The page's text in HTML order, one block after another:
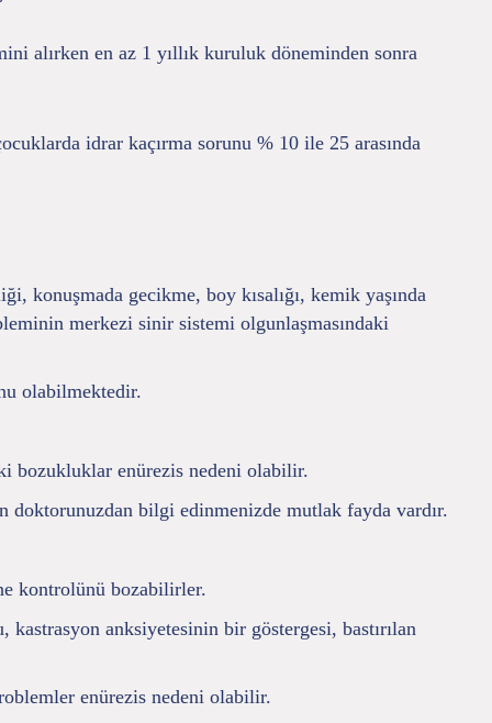
alırken en az 1 yıllık kuruluk döneminden sonra
idrar kaçırma sorunu % 10 ile 25 arasında
konuşmada gecikme, boy kısalığı, kemik yaşında
merkezi sinir sistemi olgunlaşmasındaki
olabilmektedir.
bozukluklar enürezis nedeni olabilir.
bilgi edinmenizde mutlak fayda vardır.
kontrolünü bozabilirler.
kastrasyon anksiyetesinin bir göstergesi, bastırılan
enürezis nedeni olabilir.